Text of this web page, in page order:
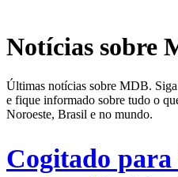
Notícias sobre
Últimas notícias sobre MDB.
e fique informado sobre tudo o
Noroeste, Brasil e no mundo.
Cogitado